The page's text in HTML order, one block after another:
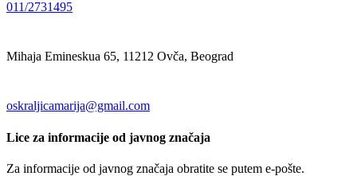
011/2731495
Mihaja Emineskua 65, 11212 Ovča, Beograd
oskraljicamarija@gmail.com
Lice za informacije od javnog značaja
Za informacije od javnog značaja obratite se putem e-pošte.